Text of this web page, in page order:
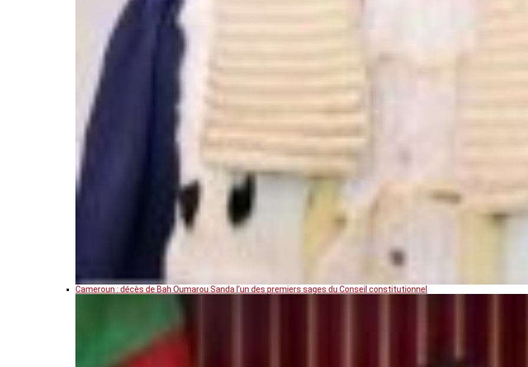
Cameroun : décès de Bah Oumarou Sanda l’un des premiers sages du Conseil constitutionnel